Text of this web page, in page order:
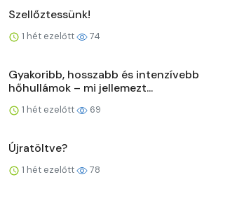
Szellőztessünk!
1 hét ezelőtt 74
Gyakoribb, hosszabb és intenzívebb
hőhullámok – mi jellemezt...
1 hét ezelőtt 69
Újratöltve?
1 hét ezelőtt 78